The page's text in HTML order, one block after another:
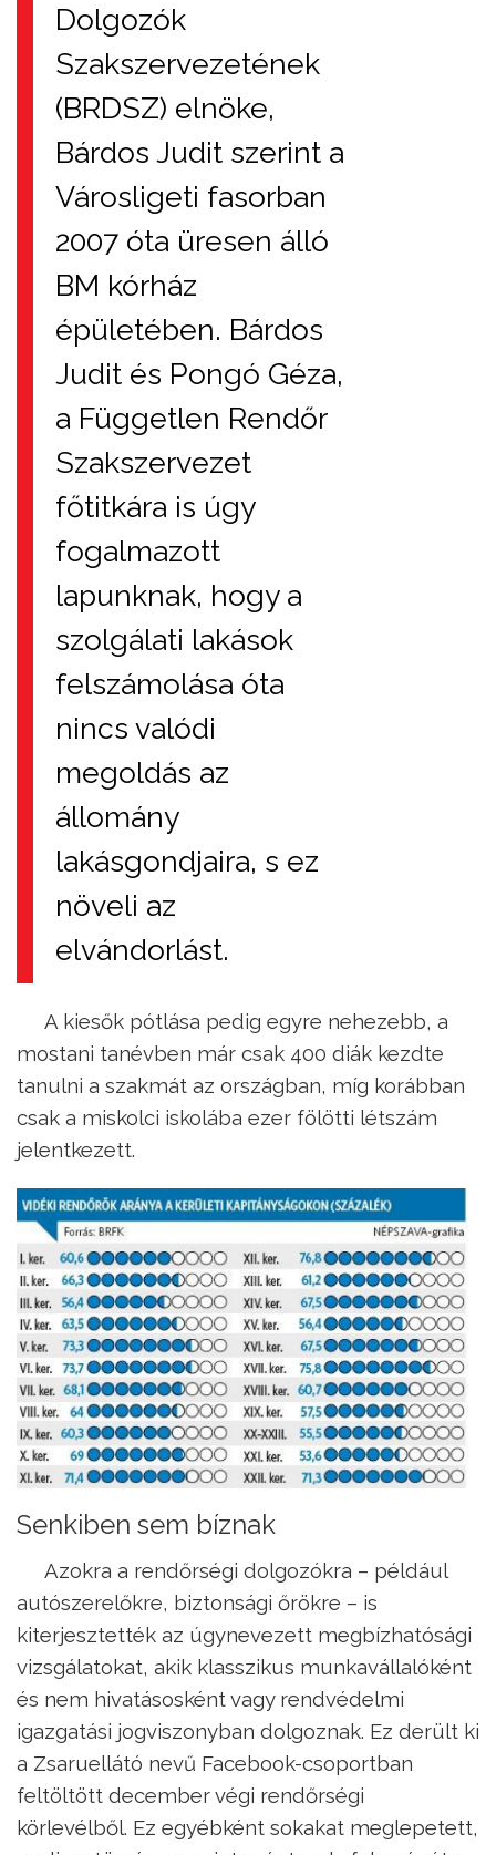
Dolgozók
Szakszervezetének
(BRDSZ) elnöke,
Bárdos Judit szerint a
Városligeti fasorban
2007 óta üresen álló
BM kórház
épületében. Bárdos
Judit és Pongó Géza,
a Független Rendőr
Szakszervezet
főtitkára is úgy
fogalmazott
lapunknak, hogy a
szolgálati lakások
felszámolása óta
nincs valódi
megoldás az
állomány
lakásgondjaira, s ez
növeli az
elvándorlást.
A kiesők pótlása pedig egyre nehezebb, a
mostani tanévben már csak 400 diák kezdte
tanulni a szakmát az országban, míg korábban
csak a miskolci iskolába ezer fölötti létszám
jelentkezett.
Senkiben sem bíznak
Azokra a rendőrségi dolgozókra – például
autószerelőkre, biztonsági őrökre – is
kiterjesztették az úgynevezett megbízhatósági
vizsgálatokat, akik klasszikus munkavállalóként
és nem hivatásosként vagy rendvédelmi
igazgatási jogviszonyban dolgoznak. Ez derült ki
a Zsaruellátó nevű Facebook-csoportban
feltöltött december végi rendőrségi
körlevélből. Ez egyébként sokakat meglepetett,